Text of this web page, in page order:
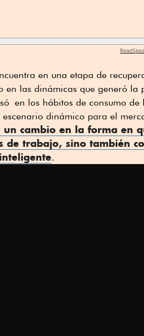
en una etapa de
en las dinámicas que generó la
en los hábitos de consumo de
dinámico para el
cambio en la forma en
de trabajo, sino también
.